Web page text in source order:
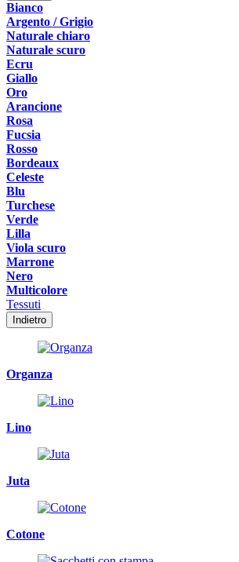
Bianco
Argento / Grigio
Naturale chiaro
Naturale scuro
Ecru
Giallo
Oro
Arancione
Rosa
Fucsia
Rosso
Bordeaux
Celeste
Blu
Turchese
Verde
Lilla
Viola scuro
Marrone
Nero
Multicolore
Tessuti
Indietro
Organza
Lino
Juta
Cotone